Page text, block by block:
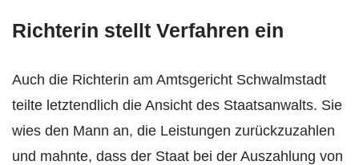
Richterin stellt Verfahren ein
Auch die Richterin am Amtsgericht Schwalmstadt
teilte letztendlich die Ansicht des Staatsanwalts. Sie
wies den Mann an, die Leistungen zurückzuzahlen
und mahnte, dass der Staat bei der Auszahlung von